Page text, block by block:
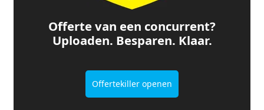
Offerte van een concurrent?
Uploaden. Besparen. Klaar.
Offertekiller openen